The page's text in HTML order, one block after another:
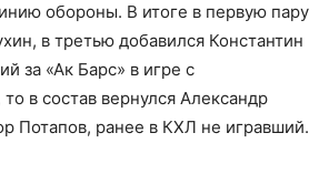
обороны. В итоге в первую пару
в третью добавился Константин
за «Ак Барс» в игре с
в состав вернулся Александр
Потапов, ранее в КХЛ не игравший.